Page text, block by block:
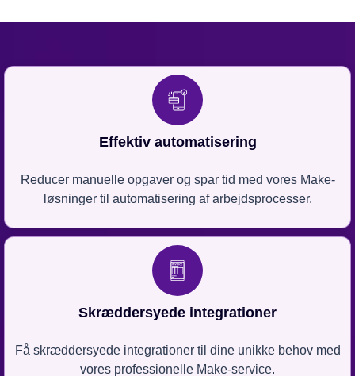
Effektiv automatisering
Reducer manuelle opgaver og spar tid med vores Make-
løsninger til automatisering af arbejdsprocesser.
Skræddersyede integrationer
Få skræddersyede integrationer til dine unikke behov med
vores professionelle Make-service.